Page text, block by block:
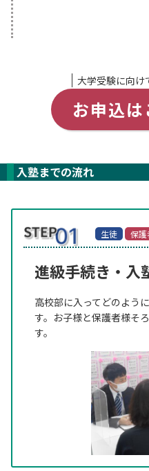
大学受験に向け
お申込は
入塾までの流れ
生徒 保護
進級手続き・入
高校部に入ってどのよう
す。お子様と保護者様そ
す。